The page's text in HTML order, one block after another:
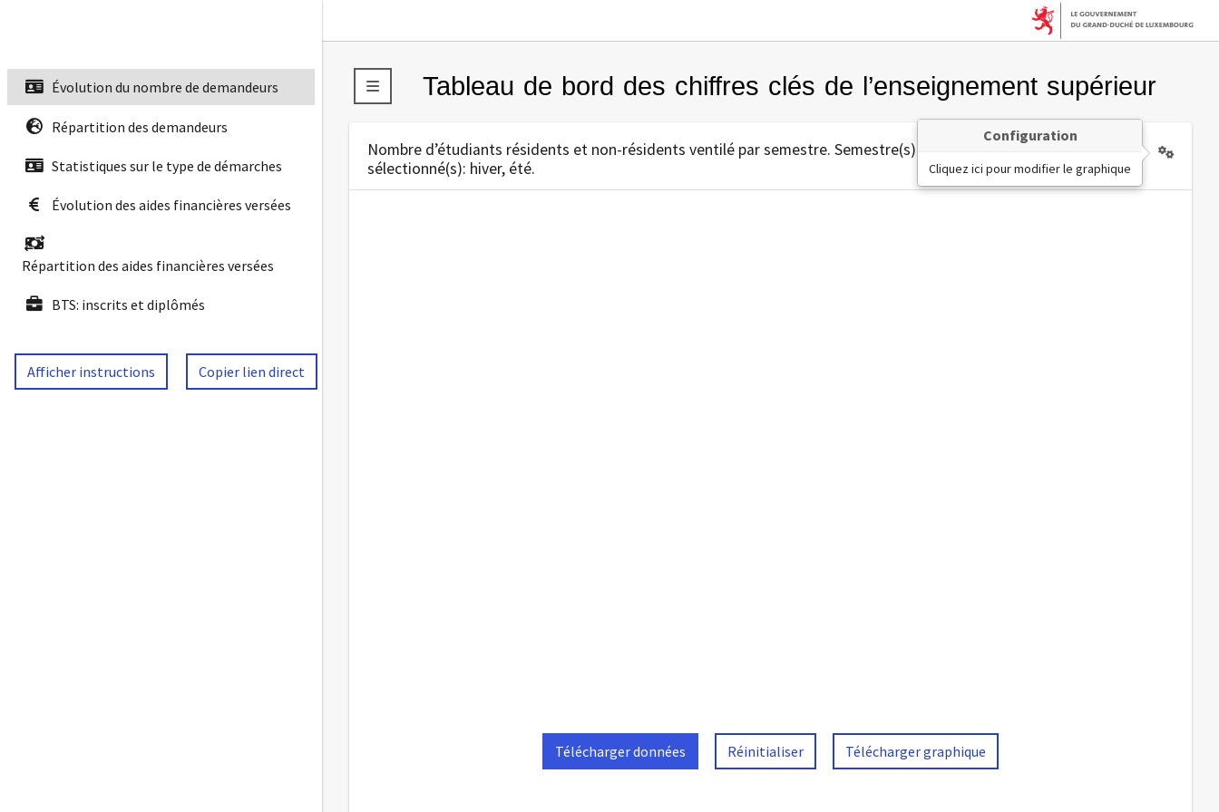
Évolution du nombre de demandeurs
Répartition des demandeurs
Statistiques sur le type de démarches
Évolution des aides financières versées
Répartition des aides financières versées
BTS: inscrits et diplômés
Afficher instructions Copier lien direct
Tableau de bord des chiffres clés de l’enseignement supérieur
Nombre d’étudiants résidents et non-résidents ventilé par semestre. Semestre(s)
sélectionné(s): hiver, été.
Télécharger données Réinitialiser Télécharger graphique
Configuration
Cliquez ici pour modifier le graphique